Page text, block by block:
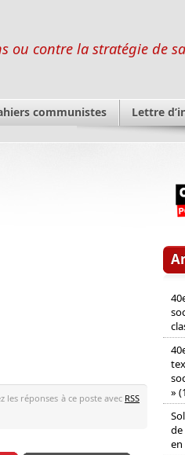
ou contre la stratégie de
communistes Lettre
les réponses à ce poste avec RSS
»
en